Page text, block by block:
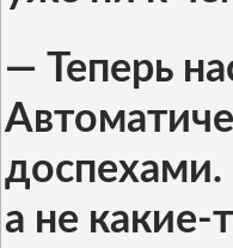
— Теперь
доспехами.
а не какие-